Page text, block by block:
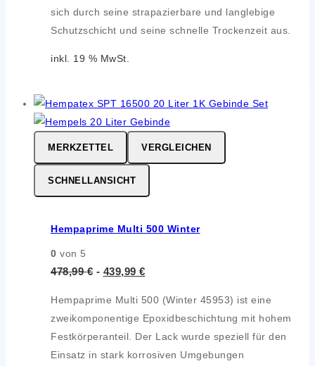
sich durch seine strapazierbare und langlebige
Schutzschicht und seine schnelle Trockenzeit aus.
inkl. 19 % MwSt.
MERKZETTEL VERGLEICHEN
SCHNELLANSICHT
Hempaprime Multi 500 Winter
0 von 5
478,99€ - 439,99 €
Hempaprime Multi 500 (Winter 45953) ist eine
zweikomponentige Epoxidbeschichtung mit hohem
Festkörperanteil. Der Lack wurde speziell für den
Einsatz in stark korrosiven Umgebungen